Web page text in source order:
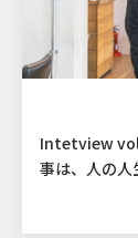
Intetview
事は、人の人